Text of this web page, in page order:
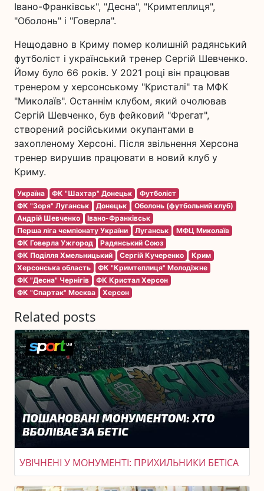
Івано-Франківськ", "Десна", "Кримтеплиця",
"Оболонь" і "Говерла".
Нещодавно в Криму помер колишній радянський
футболіст і український тренер Сергій Шевченко.
Йому було 66 років. У 2021 році він працював
тренером у херсонському "Кристалі" та МФК
"Миколаїв". Останнім клубом, який очолював
Сергій Шевченко, був фейковий "Фрегат",
створений російськими окупантами в
захопленому Херсоні. Після звільнення Херсона
тренер вирушив працювати в новий клуб у
Криму.
Україна ФК "Шахтар" Донецьк
Футболіст
ФК "Зоря" Луганськ
Донецьк
Оболонь (футбольний клуб)
Андрій Шевченко
Івано-Франківськ
Перша ліга чемпіонату України
Луганськ
МФЦ Миколаїв
ФК Говерла Ужгород
Радянський Союз
ФК Поділля Хмельницький
Сергій Кучеренко
Крим
Херсонська область
ФК "Кримтеплиця" Молодіжне
ФК "Десна" Чернігів
ФК Кристал Херсон
ФК "Спартак" Москва
Херсон
Related posts
УВІЧНЕНІ У МОНУМЕНТІ: ПРИХИЛЬНИКИ БЕТІСА